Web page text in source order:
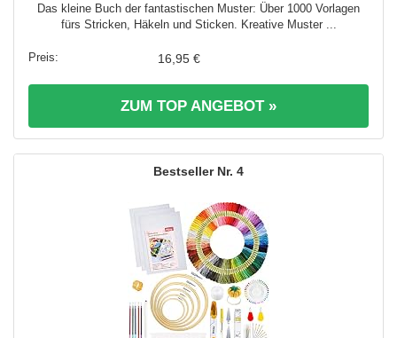
Das kleine Buch der fantastischen Muster: Über 1000 Vorlagen
fürs Stricken, Häkeln und Sticken. Kreative Muster ...
16,95 €
ZUM TOP ANGEBOT »
4